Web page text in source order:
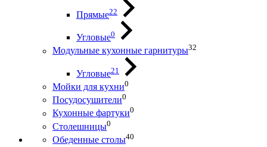
Прямые22
Угловые0
Модульные кухонные гарнитуры32
Угловые21
Мойки для кухни0
Посудосушители0
Кухонные фартуки0
Столешницы0
Обеденные столы40